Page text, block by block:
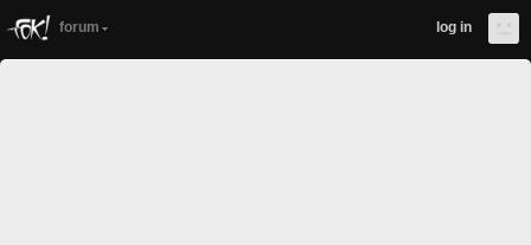
forum log in